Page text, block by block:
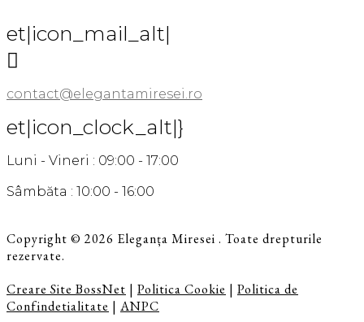
et|icon_mail_alt|

contact@elegantamiresei.ro
et|icon_clock_alt|}
Luni - Vineri : 09:00 - 17:00
Sâmbăta : 10:00 - 16:00
Copyright © 2026 Eleganța Miresei . Toate drepturile
rezervate.
Creare Site BossNet | Politica Cookie | Politica de
Confindetialitate | ANPC